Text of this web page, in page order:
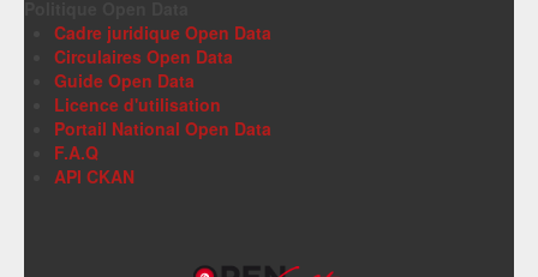
Cadre juridique Open Data
Circulaires Open Data
Guide Open Data
Licence d'utilisation
Portail National Open Data
F.A.Q
API CKAN